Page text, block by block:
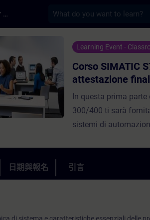
Training Services for Digital Industries
SIMATIC S7 Service
Learning Event -
Corso SIMATIC
attestazione
In questa prima parte
300/400 ti sarà
sistemi di
panoramica sui
degli azionamenti
日期與報名 引言